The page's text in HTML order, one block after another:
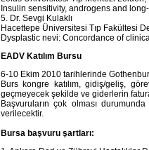
Insulin sensitivity, androgens and
5. Dr. Sevgi Kulaklı
Hacettepe Üniversitesi Tıp Fakültesi
Dysplastic nevi: Concordance of
EADV Katılım Bursu
6-10 Ekim 2010 tarihlerinde
Burs kongre katılım, gidiş/geliş,
geçmeyecek şekilde ve giderlerin
Başvuruların çok olması
verilecektir.
Bursa başvuru şartları: